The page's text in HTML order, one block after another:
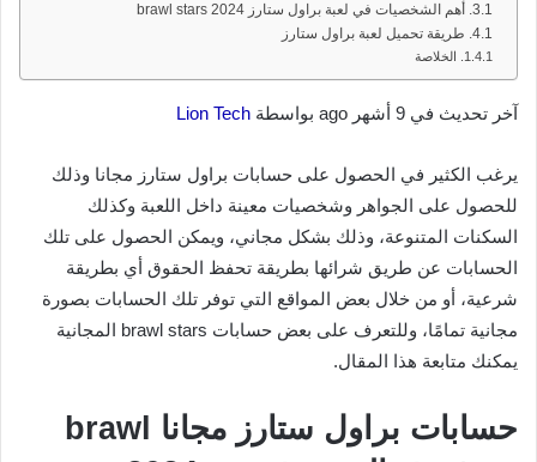
أهم الشخصيات في لعبة براول ستارز 2024 brawl stars
طريقة تحميل لعبة براول ستارز
الخلاصة
آخر تحديث في 9 أشهر ago بواسطة Lion Tech
يرغب الكثير في الحصول على حسابات براول ستارز مجانا وذلك
للحصول على الجواهر وشخصيات معينة داخل اللعبة وكذلك
السكنات المتنوعة، وذلك بشكل مجاني، ويمكن الحصول على تلك
الحسابات عن طريق شرائها بطريقة تحفظ الحقوق أي بطريقة
شرعية، أو من خلال بعض المواقع التي توفر تلك الحسابات بصورة
مجانية تمامًا، وللتعرف على بعض حسابات brawl stars المجانية
يمكنك متابعة هذا المقال.
حسابات براول ستارز مجانا brawl